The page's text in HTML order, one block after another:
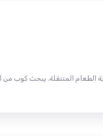
الطعام المتنقلة. يبحث كوب